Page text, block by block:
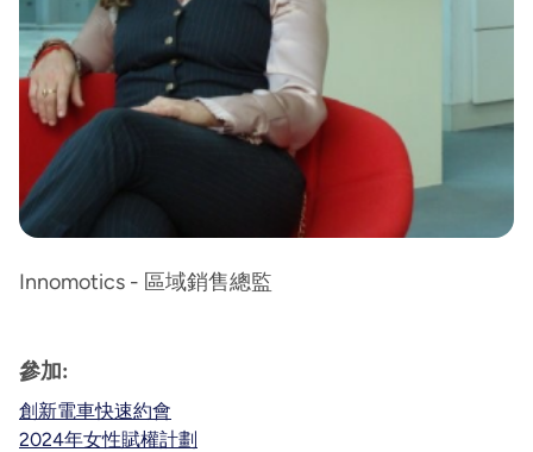
Innomotics - 區域銷售總監
參加:
創新電車快速約會
2024年女性賦權計劃